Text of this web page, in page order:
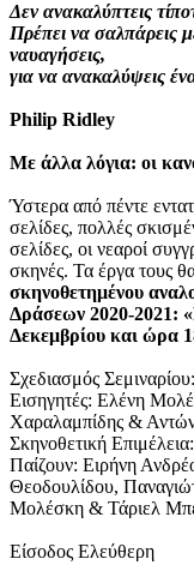
Δεν ανακαλύπτεις
Πρέπει να σαλπάρεις
ναυαγήσεις,
για να ανακαλύψεις
Philip Ridley
Με άλλα λόγια: οι
Ύστερα από πέντε
σελίδες, πολλές
σελίδες, οι νεαροί
σκηνές. Τα έργα τους
σκηνοθετημένου
Δράσεων 2020-2021:
Δεκεμβρίου και ώρα
Σχεδιασμός
Εισηγητές: Ελένη
Χαραλαμπίδης &
Σκηνοθετική
Παίζουν: Ειρήνη
Θεοδουλίδου,
Μολέσκη & Τάριελ
Είσοδος Ελεύθερη